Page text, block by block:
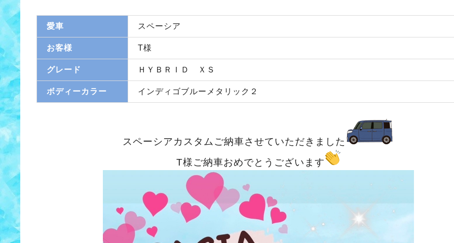
愛車 スペーシア
お客様 T様
グレード ＨＹＢＲＩＤ ＸＳ
ボディーカラー インディゴブルーメタリック２
スペーシアカスタムご納車させていただきました
T様ご納車おめでとうございます